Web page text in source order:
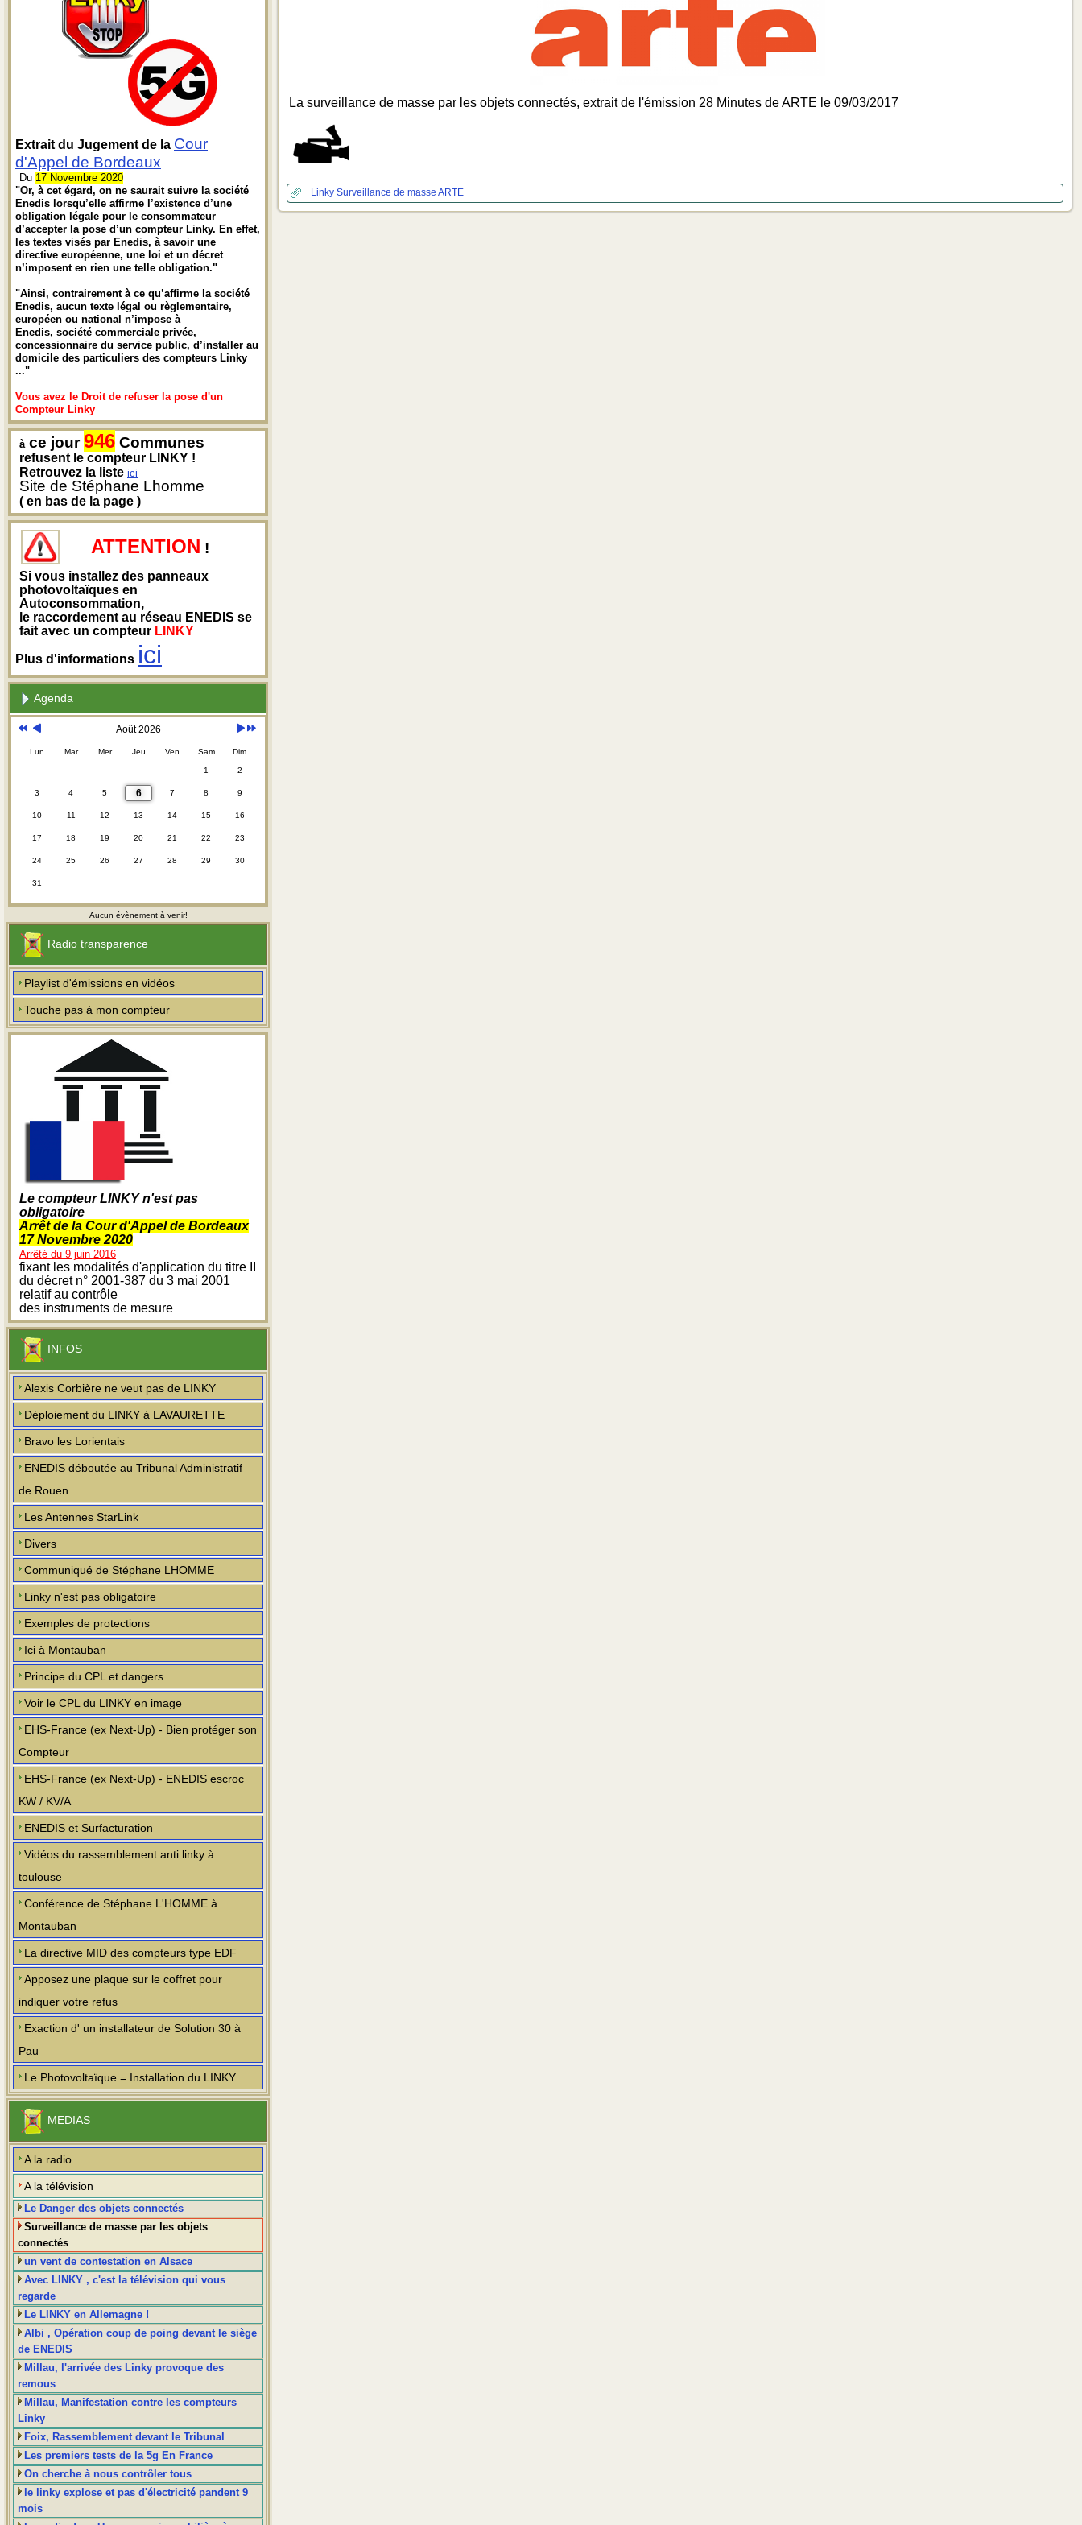
Extrait du Jugement de la Cour
d'Appel de Bordeaux
Du 17 Novembre 2020
"Or, à cet égard, on ne saurait suivre la société
Enedis lorsqu’elle affirme l’existence d’une
obligation légale pour le consommateur
d’accepter la pose d’un compteur Linky. En effet,
les textes visés par Enedis, à savoir une
directive européenne, une loi et un décret
n’imposent en rien une telle obligation."
"Ainsi, contrairement à ce qu’affirme la société
Enedis, aucun texte légal ou règlementaire,
européen ou national n’impose à
Enedis, société commerciale privée,
concessionnaire du service public, d’installer au
domicile des particuliers des compteurs Linky
..."
Vous avez le Droit de refuser la pose d'un
Compteur Linky
à ce jour946 Communes
refusent le compteur LINKY !
Retrouvez la liste ici
Site de Stéphane Lhomme
( en bas de la page )
ATTENTION !
Si vous installez des panneaux
photovoltaïques en
Autoconsommation,
le raccordement au réseau ENEDIS se
fait avec un compteur LINKY
Plus d'informations ici
Agenda
Août 2026
Lun Mar Mer Jeu Ven Sam Dim
1 2
3 4 5 6 7 8 9
10 11 12 13 14 15 16
17 18 19 20 21 22 23
24 25 26 27 28 29 30
31
Aucun évènement à venir!
Radio transparence
Playlist d'émissions en vidéos
Touche pas à mon compteur
Le compteur LINKY n'est pas
obligatoire
Arrêt de la Cour d'Appel de Bordeaux
17 Novembre 2020
Arrêté du 9 juin 2016
fixant les modalités d'application du titre II
du décret n° 2001-387 du 3 mai 2001
relatif au contrôle
des instruments de mesure
INFOS
Alexis Corbière ne veut pas de LINKY
Déploiement du LINKY à LAVAURETTE
Bravo les Lorientais
ENEDIS déboutée au Tribunal Administratif
de Rouen
Les Antennes StarLink
Divers
Communiqué de Stéphane LHOMME
Linky n'est pas obligatoire
Exemples de protections
Ici à Montauban
Principe du CPL et dangers
Voir le CPL du LINKY en image
EHS-France (ex Next-Up) - Bien protéger son
Compteur
EHS-France (ex Next-Up) - ENEDIS escroc
KW / KV/A
ENEDIS et Surfacturation
Vidéos du rassemblement anti linky à
toulouse
Conférence de Stéphane L'HOMME à
Montauban
La directive MID des compteurs type EDF
Apposez une plaque sur le coffret pour
indiquer votre refus
Exaction d' un installateur de Solution 30 à
Pau
Le Photovoltaïque = Installation du LINKY
MEDIAS
A la radio
A la télévision
Le Danger des objets connectés
Surveillance de masse par les objets
connectés
un vent de contestation en Alsace
Avec LINKY , c'est la télévision qui vous
regarde
Le LINKY en Allemagne !
Albi , Opération coup de poing devant le siège
de ENEDIS
Millau, l'arrivée des Linky provoque des
remous
Millau, Manifestation contre les compteurs
Linky
Foix, Rassemblement devant le Tribunal
Les premiers tests de la 5g En France
On cherche à nous contrôler tous
le linky explose et pas d'électricité pandent 9
mois
La surveillance de masse par les objets connectés, extrait de l'émission 28 Minutes de ARTE le 09/03/2017
Linky Surveillance de masse ARTE